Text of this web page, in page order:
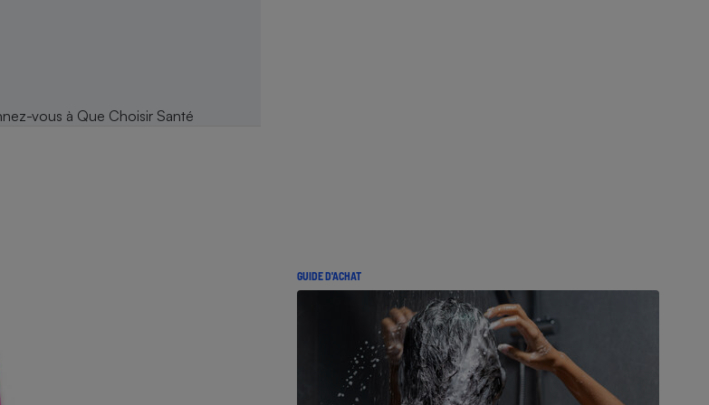
GUIDE D'ACHAT